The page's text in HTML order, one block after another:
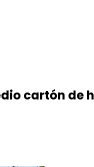
cartón de